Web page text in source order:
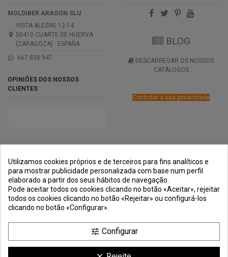
MOLDIBER ARAGON SLU
VISTA ALEGRE 12-14
50410 CUARTE DE HUERVA
(ZARAGOZA) · ESPAÑA
667 838 947
OPINIÕES DOS NOSSOS
CLIENTES
BLOG
DESCARREGAR OS NOSSOS
CATÁLOGOS
Controlar a sua privacidade
PAGAMENTO
SEGURA
Utilizamos cookies próprios e de terceiros para fins analíticos e
para mostrar publicidade personalizada com base num perfil
elaborado a partir dos seus hábitos de navegação.
Pode aceitar todos os cookies clicando no botão «Aceitar», rejeitar
todos os cookies clicando no botão «Rejeitar» ou configurá-los
clicando no botão «Configurar».
tune Configurar